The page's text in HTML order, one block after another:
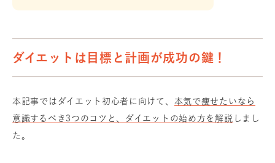
ダイエットは目標と計画が成功の鍵！
本記事ではダイエット初心者に向けて、 本気で痩せたいなら
意識するべき3つのコツと、ダイエットの始め方を解説 しまし
た。